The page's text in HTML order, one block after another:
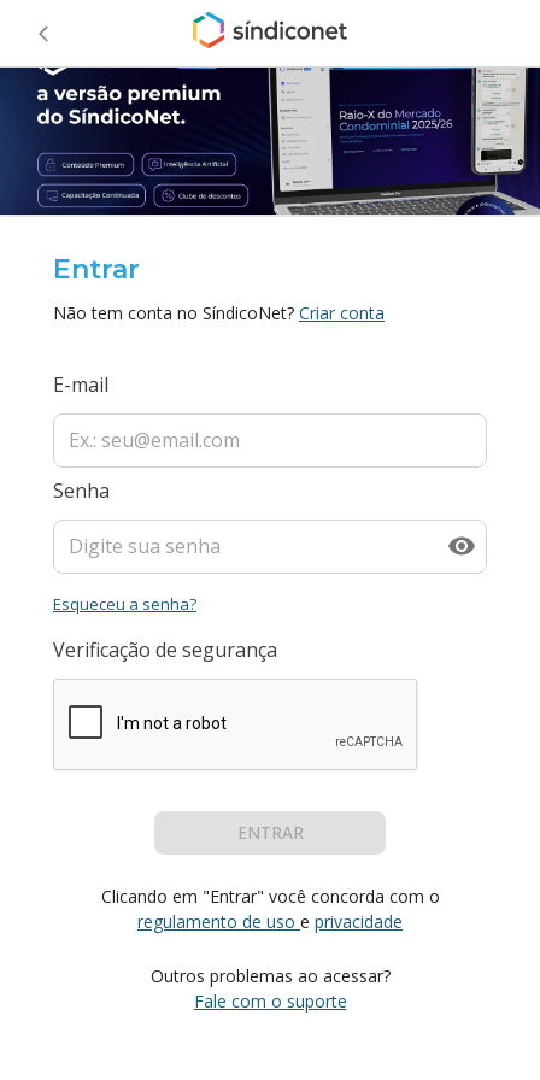
Entrar
Não tem conta no SíndicoNet? Criar conta
E-mail
Senha
Esqueceu a senha?
Verificação de segurança
ENTRAR
Clicando em "Entrar" você concorda com o
regulamento de uso e privacidade
Outros problemas ao acessar?
Fale com o suporte